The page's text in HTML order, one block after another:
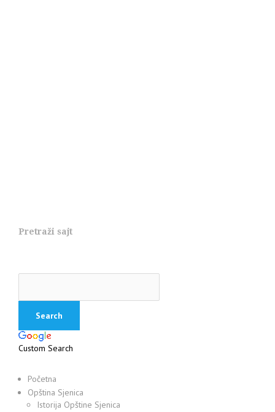
Pretraži sajt
Custom Search
Početna
Opština Sjenica
Istorija Opštine Sjenica